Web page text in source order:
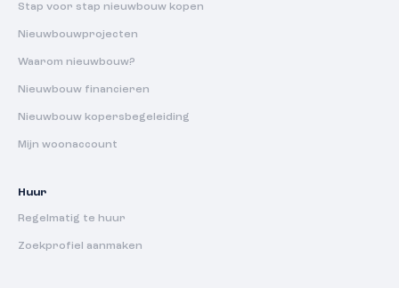
Stap voor stap nieuwbouw kopen
Nieuwbouwprojecten
Waarom nieuwbouw?
Nieuwbouw financieren
Nieuwbouw kopersbegeleiding
Mijn woonaccount
Huur
Regelmatig te huur
Zoekprofiel aanmaken